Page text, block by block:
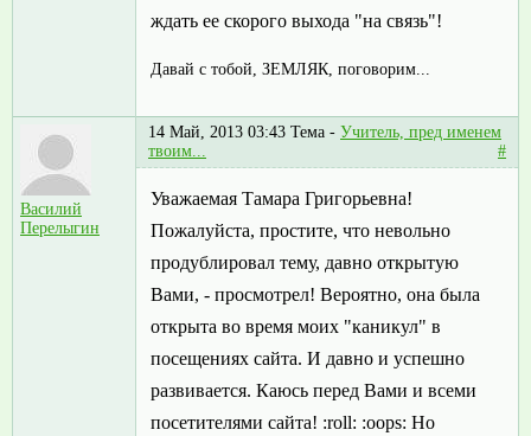
ждать ее скорого выхода "на связь"!
Давай с тобой, ЗЕМЛЯК, поговорим...
Василий
Перелыгин
14 Май, 2013 03:43 Тема - Учитель, пред именем
твоим...
#
Уважаемая Тамара Григорьевна!
Пожалуйста, простите, что невольно
продублировал тему, давно открытую
Вами, - просмотрел! Вероятно, она была
открыта во время моих "каникул" в
посещениях сайта. И давно и успешно
развивается. Каюсь перед Вами и всеми
посетителями сайта! :roll: :oops: Но